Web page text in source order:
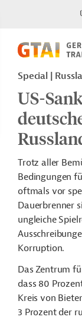
Special
US-
Trotz aller
Bedingungen
oftmals vor
Dauerbrenner
ungleiche
Korruption.
Das Zentrum
dass 80
Kreis von
3 Prozent der